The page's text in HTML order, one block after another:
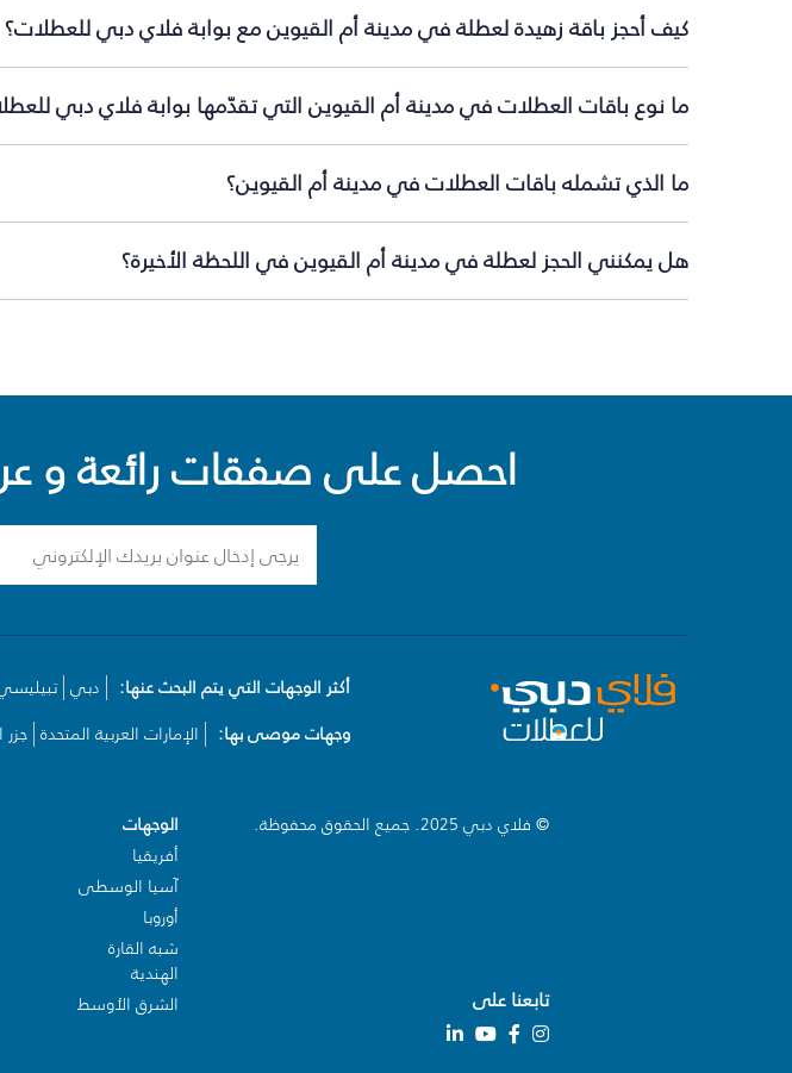
كيف أحجز باقة زهيدة لعطلة في مدينة أم القيوين مع بوابة فلاي دبي للعطلات؟
ما نوع باقات العطلات في مدينة أم القيوين التي تقدّمها بوابة فلاي دبي
ما الذي تشمله باقات العطلات في مدينة أم القيوين؟
هل يمكنني الحجز لعطلة في مدينة أم القيوين في اللحظة الأخيرة؟
احصل على صفقات رائعة و
أكثر الوجهات التي يتم البحث عنها: دبي
وجهات موصى بها:
الإمارات العربية المتحدة جزر
© فلاي دبي 2025. جميع الحقوق محفوظة.
تابعنا على
الوجهات
أفريقيا
آسيا الوسطى
أوروبا
شبه القارة
الهندية
الشرق الأوسط